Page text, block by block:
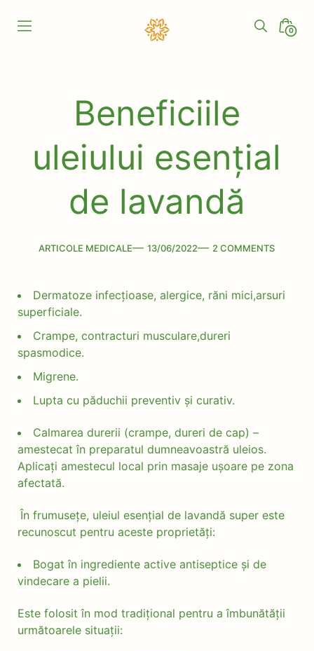
Search
0
Beneficiile
uleiului esențial
de lavandă
Categories
ARTICOLE MEDICALE
Post
date
13/06/2022 Comments
2 COMMENTS
Dermatoze infecțioase, alergice, răni mici,arsuri
superficiale.
Crampe, contracturi musculare,dureri
spasmodice.
Migrene.
Lupta cu păduchii preventiv și curativ.
Calmarea durerii (crampe, dureri de cap) –
amestecat în preparatul dumneavoastră uleios.
Aplicați amestecul local prin masaje ușoare pe zona
afectată.
În frumusețe, uleiul esențial de lavandă super este
recunoscut pentru aceste proprietăți:
Bogat în ingrediente active antiseptice și de
vindecare a pielii.
Este folosit în mod tradițional pentru a îmbunătății
următoarele situații: